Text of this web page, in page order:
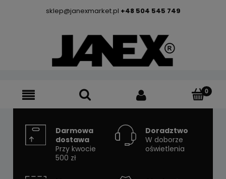
sklep@janexmarket.pl +48 504 545 749
Darmowa
dostawa
Przy kwocie
500 zł
Doradztwo
W doborze
oświetlenia